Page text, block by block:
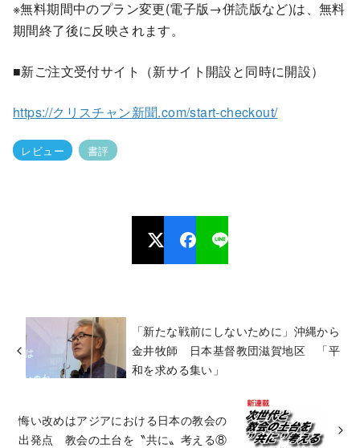
※無料期間中のプラン変更(電子版→併読版など)は、無料
期間終了後に反映されます。
■新ご注文受付サイト（新サイト開設と同時に開設）
https://クリスチャン新聞.com/start-checkout/
レビュー 書評
「新たな戦前にしないために」沖縄から
金井牧師 日本基督教団滋賀地区 「平
和を求める集い」
悔い改めはアジアにおける日本の教会の
出発点 教会の土台を〝共に〟考える⑧